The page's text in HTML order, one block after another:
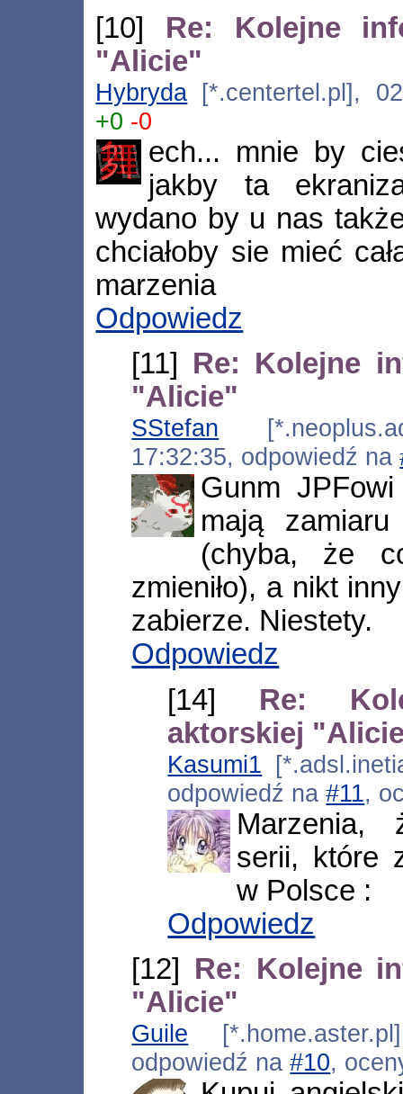
[10] Re: Kolejne
"Alicie"
Hybryda [*.centertel.pl],
+0 -0
ech... mnie by
jakby ta
wydano by u nas
chciałoby sie mieć
marzenia
Odpowiedz
[11] Re: Kolejne
"Alicie"
SStefan
17:32:35, odpowiedź na
Gunm
mają
(chyba, że
zmieniło), a nikt
zabierze. Niestety.
Odpowiedz
[14] Re:
aktorskiej
Kasumi1
odpowiedź na#11,
Marzenia,
serii, które
w Polsce :
Odpowiedz
[12] Re: Kolejne
"Alicie"
Guile
odpowiedź na#10,